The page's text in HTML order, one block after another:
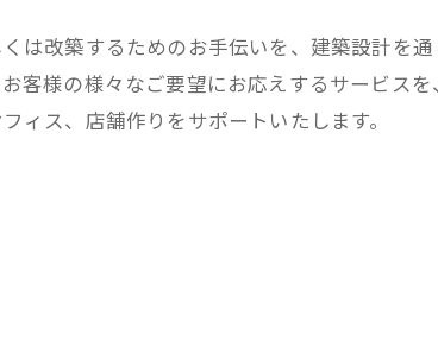
は改築するためのお手伝いを、建築設計を
客様の様々なご要望にお応えするサービス
ィス、店舗作りをサポートいたします。